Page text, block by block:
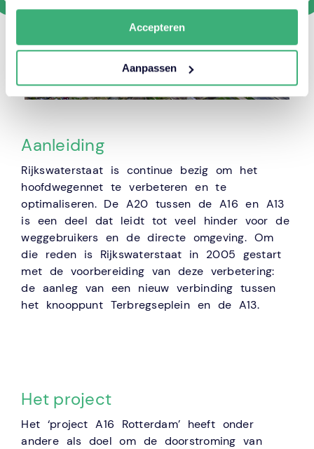
Accepteren
Aanpassen
Aanleiding
Rijkswaterstaat is continue bezig om het
hoofdwegennet te verbeteren en te
optimaliseren. De A20 tussen de A16 en A13
is een deel dat leidt tot veel hinder voor de
weggebruikers en de directe omgeving. Om
die reden is Rijkswaterstaat in 2005 gestart
met de voorbereiding van deze verbetering:
de aanleg van een nieuw verbinding tussen
het knooppunt Terbregseplein en de A13.
Het project
Het ‘project A16 Rotterdam’ heeft onder
andere als doel om de doorstroming van